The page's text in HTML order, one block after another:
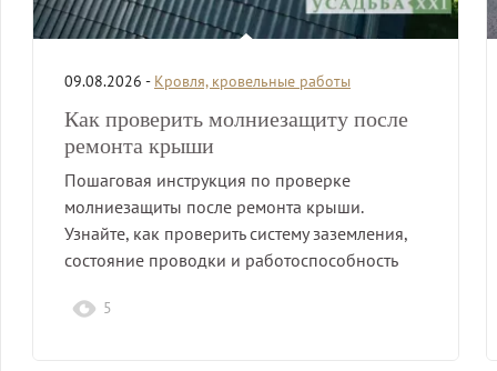
09.08.2026 - Кровля, кровельные работы
Как проверить молниезащиту после
ремонта крыши
Пошаговая инструкция по проверке
молниезащиты после ремонта крыши.
Узнайте, как проверить систему заземления,
состояние проводки и работоспособность
5